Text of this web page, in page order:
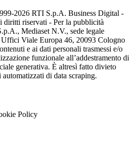
2026 RTI S.p.A. Business Digital -
diritti riservati - Per la pubblicità
Mediaset N.V., sede legale
Uffici Viale Europa 46, 20093 Cologno
e ai dati personali trasmessi e/o
funzionale all’addestramento di
generativa. È altresì fatto divieto
di data scraping.
Policy